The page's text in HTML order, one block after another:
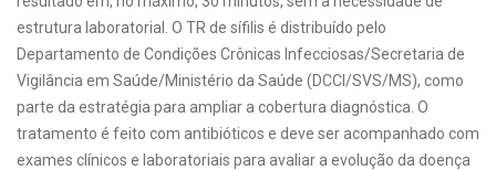
estrutura laboratorial. O TR de sífilis é distribuído pelo
Departamento de Condições Crônicas Infecciosas/Secretaria de
Vigilância em Saúde/Ministério da Saúde (DCCI/SVS/MS), como
parte da estratégia para ampliar a cobertura diagnóstica. O
tratamento é feito com antibióticos e deve ser acompanhado com
exames clínicos e laboratoriais para avaliar a evolução da doença